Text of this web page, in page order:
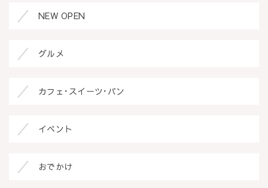
NEW OPEN
グルメ
カフェ･スイーツ･パン
イベント
おでかけ